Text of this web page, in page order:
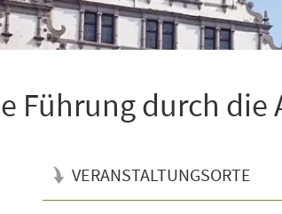
Führung durch die
VERANSTALTUNGSORTE